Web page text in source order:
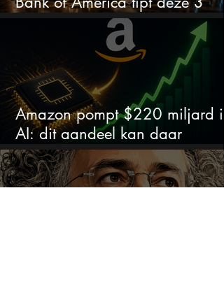
chipaandelen
Amazon pompt $220 miljard in
AI: dit aandeel kan daar
explosief van profiteren